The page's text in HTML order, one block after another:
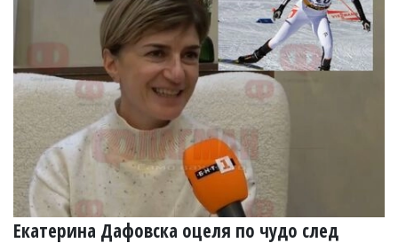
въвеждат
от
читателите
и
не
носи
отговорност
за
тях!
Ако
откриете
Екатерина Дафовска оцеля по чудо след